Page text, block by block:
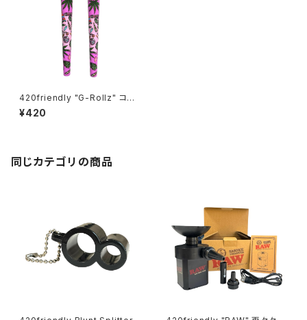
420friendly "G-Rollz" コー
ンホルダー ジョイントカバー (ピ
ンク)
¥420
同じカテゴリの商品